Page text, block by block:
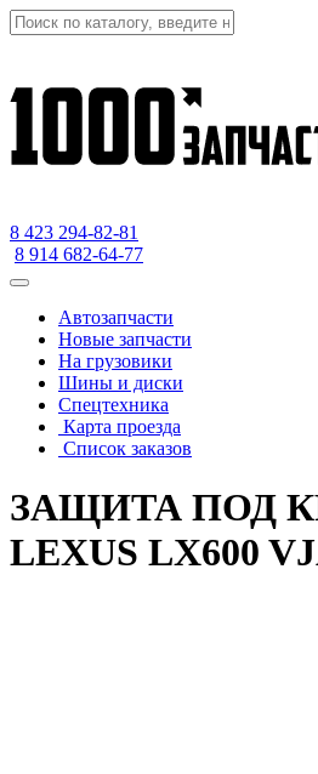
8 423 294-82-81
8 914 682-64-77
Автозапчасти
Новые запчасти
На грузовики
Шины и диски
Спецтехника
Карта проезда
Список заказов
ЗАЩИТА ПОД
LEXUS LX600